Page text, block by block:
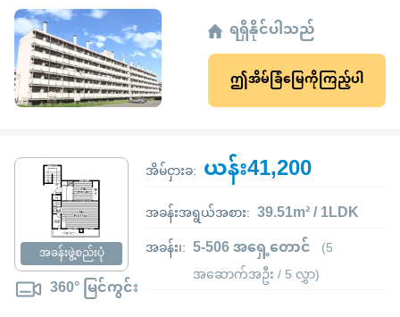
ရရှိနိုင်ပါသည်
ဤအိမ်ခြံမြေကိုကြည့်ပါ
အခန်းဖွဲ့စည်းပုံ
360° မြင်ကွင်း
အိမ်ငှားခ: ယန်း41,200
အခန်းအရွယ်အစား: 39.51m² / 1LDK
အခန်း၊: 5-506 အရှေ့တောင် (5
အဆောက်အဦး / 5 လွှာ)